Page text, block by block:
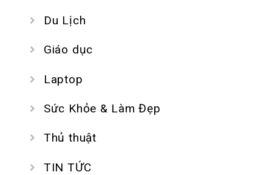
Du Lịch
Giáo dục
Laptop
Sức Khỏe & Làm Đẹp
Thủ thuật
TIN TỨC